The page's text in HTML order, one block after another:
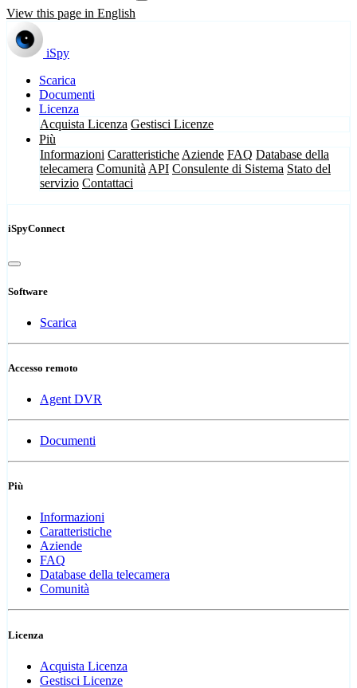
View this page in English
iSpy
Scarica
Documenti
Licenza
Acquista Licenza Gestisci Licenze
Più
Informazioni Caratteristiche Aziende FAQ Database della
telecamera Comunità API Consulente di Sistema Stato del
servizio Contattaci
iSpyConnect
Software
Scarica
Accesso remoto
Agent DVR
Documenti
Più
Informazioni
Caratteristiche
Aziende
FAQ
Database della telecamera
Comunità
Licenza
Acquista Licenza
Gestisci Licenze